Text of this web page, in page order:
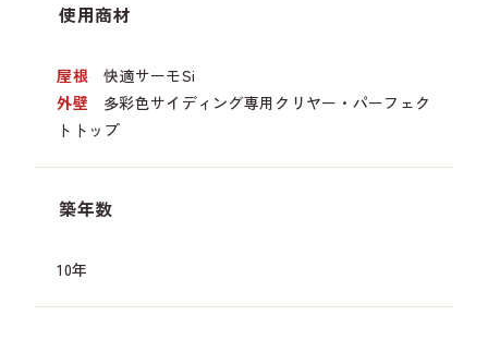
使用商材
屋根快適サーモSi
外壁 多彩色サイディング専用クリヤー・パーフェク
トトップ
築年数
10年